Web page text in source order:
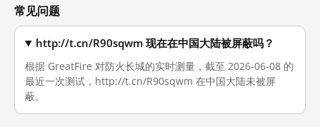
常见问题
http://t.cn/R90sqwm 现在在中国大陆被屏蔽吗？
根据 GreatFire 对防火长城的实时测量，截至 2026-06-08 的
最近一次测试，http://t.cn/R90sqwm 在中国大陆未被屏
蔽。